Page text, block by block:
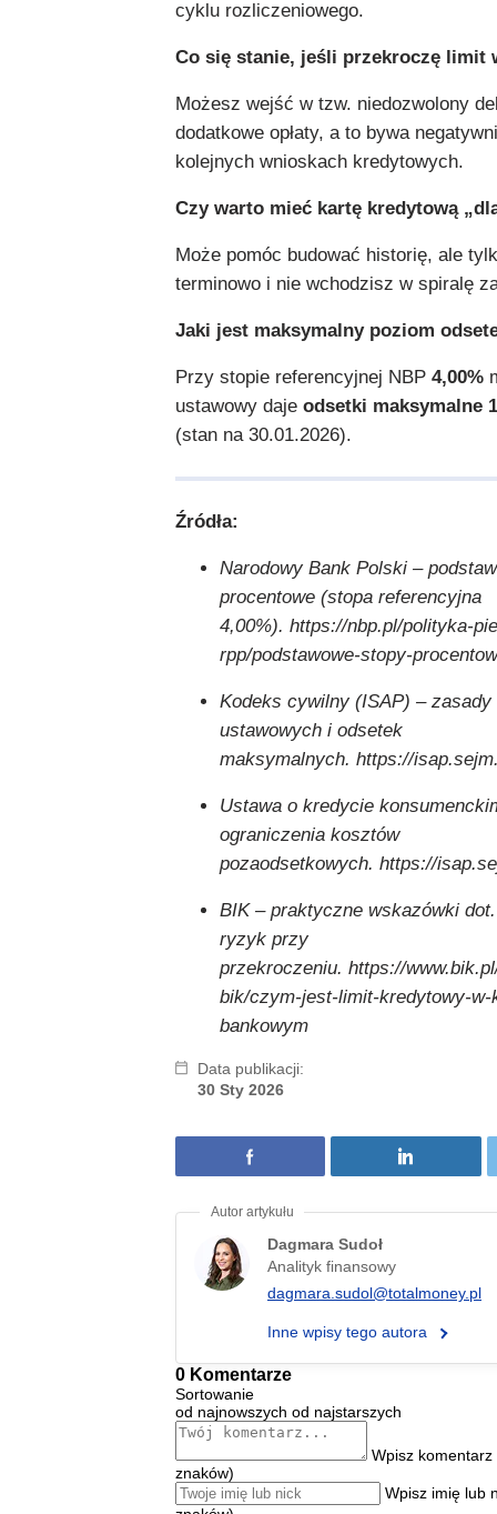
cyklu rozliczeniowego.
Co się stanie, jeśli przekroczę limit
Możesz wejść w tzw. niedozwolony
dodatkowe opłaty, a to bywa
kolejnych wnioskach kredytowych.
Czy warto mieć kartę kredytową
Może pomóc budować historię, ale
terminowo i nie wchodzisz w spiralę
Jaki jest maksymalny poziom
Przy stopie referencyjnej NBP 4,00%
ustawowy daje odsetki maksymalne
(stan na 30.01.2026).
Źródła:
Narodowy Bank Polski –
procentowe (stopa referencyjna
4,00%). https://nbp.pl/polityka-
rpp/podstawowe-stopy-
Kodeks cywilny (ISAP) – zasady
ustawowych i odsetek
maksymalnych. https://
Ustawa o kredycie
ograniczenia kosztów
pozaodsetkowych. https://
BIK – praktyczne wskazówki
ryzyk przy
przekroczeniu. https://
bik/czym-jest-limit-kredytowy-w-
bankowym
Data publikacji:
30 Sty 2026
Dagmara Sudoł
Analityk finansowy
dagmara.sudol@totalmoney.pl
Inne wpisy tego autora
0 Komentarze
Sortowanie
od najnowszych od najstarszych
Wpisz
znaków)
Wpisz imię lub